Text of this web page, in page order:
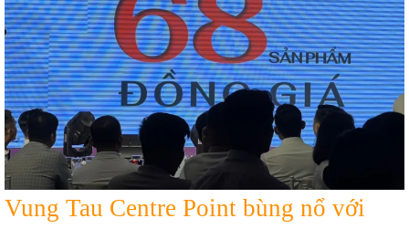
Vung Tau Centre Point bùng nổ với